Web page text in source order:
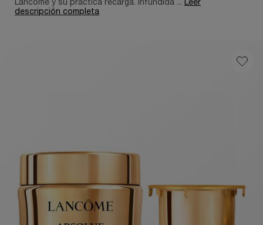
Lancôme y su práctica recarga. Infundida ... Leer
descripción completa